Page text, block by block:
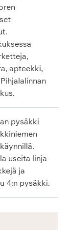
apteekki,
pysäkki
useita linja-
ja
4:n pysäkki.